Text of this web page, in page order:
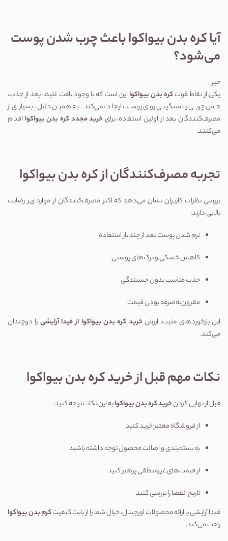
آیا کره بدن بیواکوا باعث چرب شدن پوست
می‌شود؟
خیر
یکی از نقاط قوتکره بدن بیواکوا این است که با وجود بافت غلیظ، بعد از جذب،
حس چربی یا سنگینی روی پوست ایجاد نمی‌کند. به همین دلیل، بسیاری از
مصرف‌کنندگان بعد از اولین استفاده، برایخرید مجدد کره بدن بیواکوا اقدام
می‌کنند.
تجربه مصرف‌کنندگان از کره بدن بیواکوا
بررسی نظرات کاربران نشان می‌دهد که اکثر مصرف‌کنندگان از موارد زیر رضایت
بالایی دارند:
نرم شدن پوست بعد از چند بار استفاده
کاهش خشکی و ترک‌های پوستی
جذب مناسب بدون چسبندگی
مقرون‌به‌صرفه بودن قیمت
این بازخوردهای مثبت، ارزشخرید کره بدن بیواکوا از فیدا آرایشی را دوچندان
می‌کند.
نکات مهم قبل از خرید کره بدن بیواکوا
قبل از نهایی کردنخرید کره بدن بیواکوابه این نکات توجه کنید:
از فروشگاه معتبر خرید کنید
به بسته‌بندی و اصالت محصول توجه داشته باشید
از قیمت‌های غیرمنطقی پرهیز کنید
تاریخ انقضا را بررسی کنید
فیدا آرایشی با ارائه محصولات اورجینال، خیال شما را از بابت کیفیتکرم بدن بیواکوا
راحت می‌کند.